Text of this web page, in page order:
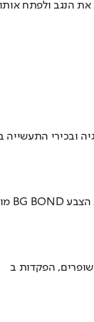
את הנגב ולפתח אותו
ובכירי התעשייה